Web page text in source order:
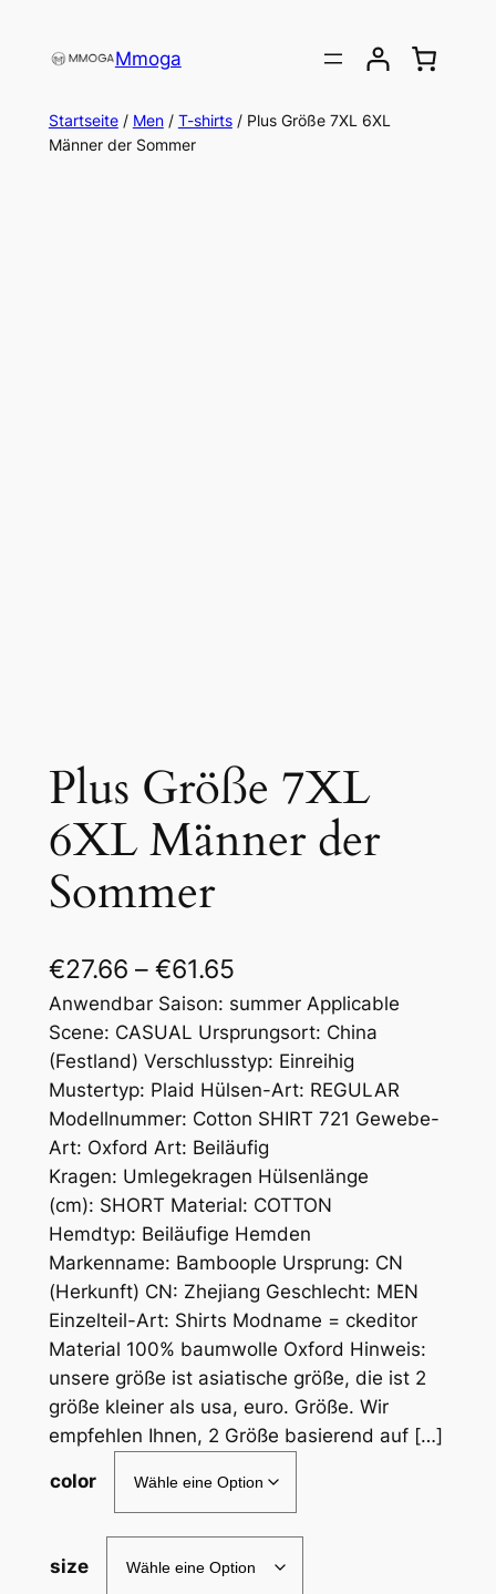
wechseln
Mmoga
Startseite/ Men/ T-shirts/ Plus Größe 7XL 6XL
Männer der Sommer
Plus Größe 7XL
6XL Männer der
Sommer
€27.66 – €61.65
Anwendbar Saison: summer Applicable
Scene: CASUAL Ursprungsort: China
(Festland) Verschlusstyp: Einreihig
Mustertyp: Plaid Hülsen-Art: REGULAR
Modellnummer: Cotton SHIRT 721 Gewebe-
Art: Oxford Art: Beiläufig
Kragen: Umlegekragen Hülsenlänge
(cm): SHORT Material: COTTON
Hemdtyp: Beiläufige Hemden
Markenname: Bamboople Ursprung: CN
(Herkunft) CN: Zhejiang Geschlecht: MEN
Einzelteil-Art: Shirts Modname = ckeditor
Material 100% baumwolle Oxford Hinweis:
unsere größe ist asiatische größe, die ist 2
größe kleiner als usa, euro. Größe. Wir
empfehlen Ihnen, 2 Größe basierend auf […]
color
size